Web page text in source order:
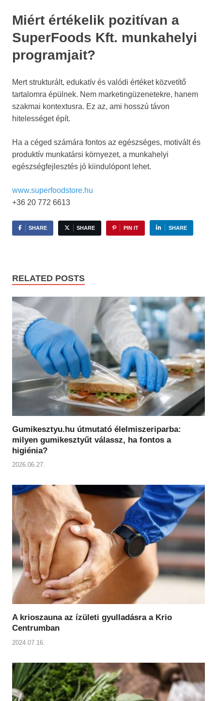
Miért értékelik pozitívan a
SuperFoods Kft. munkahelyi
programjait?
Mert strukturált, edukatív és valódi értéket közvetítő
tartalomra épülnek. Nem marketingüzenetekre, hanem
szakmai kontextusra. Ez az, ami hosszú távon
hitelességet épít.
Ha a céged számára fontos az egészséges, motivált és
produktív munkatársi környezet, a munkahelyi
egészségfejlesztés jó kiindulópont lehet.
www.superfoodstore.hu
+36 20 772 6613
SHARE SHARE PIN IT SHARE
RELATED POSTS
Gumikesztyu.hu útmutató élelmiszeriparba:
milyen gumikesztyűt válassz, ha fontos a
higiénia?
2026.06.27.
A krioszauna az ízületi gyulladásra a Krio
Centrumban
2024.07.16.